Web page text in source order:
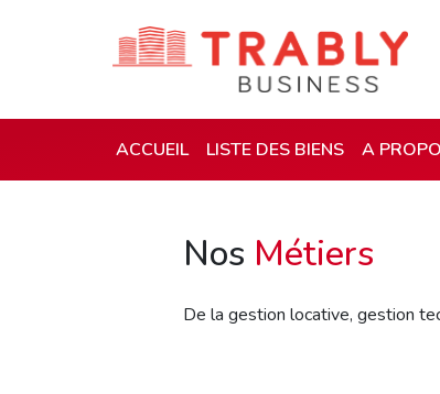
ACCUEIL LISTE DES BIENS A
Nos Métiers
De la gestion locative, gestion